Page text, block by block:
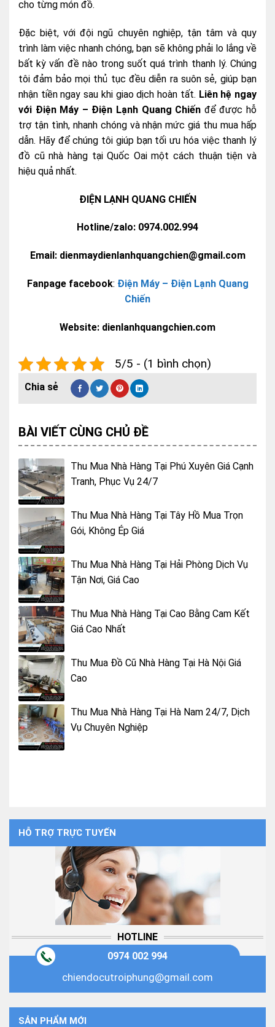
cho từng món đồ.
Đặc biệt, với đội ngũ chuyên nghiệp, tận tâm và quy
trình làm việc nhanh chóng, bạn sẽ không phải lo lắng về
bất kỳ vấn đề nào trong suốt quá trình thanh lý. Chúng
tôi đảm bảo mọi thủ tục đều diễn ra suôn sẻ, giúp bạn
nhận tiền ngay sau khi giao dịch hoàn tất. Liên hệ ngay
với Điện Máy – Điện Lạnh Quang Chiến để được hỗ
trợ tận tình, nhanh chóng và nhận mức giá thu mua hấp
dẫn. Hãy để chúng tôi giúp bạn tối ưu hóa việc thanh lý
đồ cũ nhà hàng tại Quốc Oai một cách thuận tiện và
hiệu quả nhất.
ĐIỆN LẠNH QUANG CHIẾN
Hotline/zalo: 0974.002.994
Email: dienmaydienlanhquangchien@gmail.com
Fanpage facebook: Điện Máy – Điện Lạnh Quang
Chiến
Website: dienlanhquangchien.com
5/5 - (1 bình chọn)
BÀI VIẾT CÙNG CHỦ ĐỀ
Thu Mua Nhà Hàng Tại Phú Xuyên Giá Cạnh
Tranh, Phục Vụ 24/7
Thu Mua Nhà Hàng Tại Tây Hồ Mua Trọn
Gói, Không Ép Giá
Thu Mua Nhà Hàng Tại Hải Phòng Dịch Vụ
Tận Nơi, Giá Cao
Thu Mua Nhà Hàng Tại Cao Bằng Cam Kết
Giá Cao Nhất
Thu Mua Đồ Cũ Nhà Hàng Tại Hà Nội Giá
Cao
Thu Mua Nhà Hàng Tại Hà Nam 24/7, Dịch
Vụ Chuyên Nghiệp
HỖ TRỢ TRỰC TUYẾN
HOTLINE
0974 002 994
chiendocutroiphung@gmail.com
SẢN PHẨM MỚI